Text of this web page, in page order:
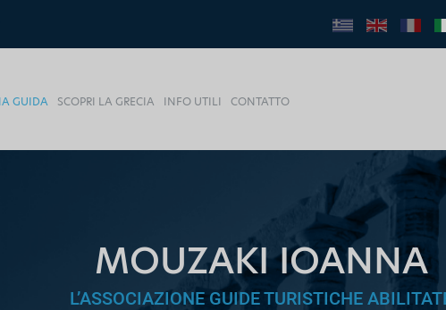
GUIDA SCOPRI LA GRECIA INFO UTILI CONTATTO
MOUZAKI IOANNA
L’ASSOCIAZIONE GUIDE TURISTICHE